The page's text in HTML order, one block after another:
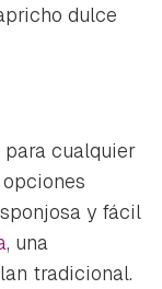
dulce
para cualquier
y fácil
, una
tradicional.